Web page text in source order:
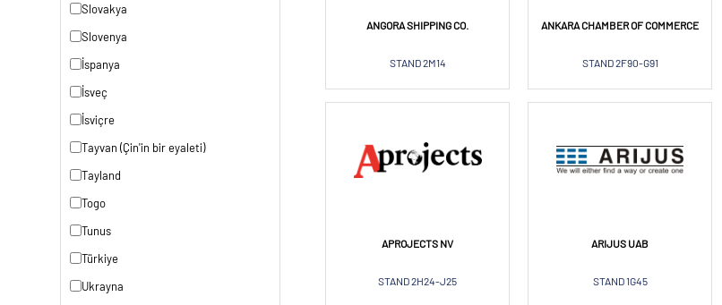
Slovakya
Slovenya
İspanya
İsveç
İsviçre
Tayvan (Çin'in bir eyaleti)
Tayland
Togo
Tunus
Türkiye
Ukrayna
ANGORA SHIPPING CO.
STAND 2M14
ANKARA CHAMBER OF COMMERCE
STAND 2F90-G91
APROJECTS NV
STAND 2H24-J25
ARIJUS UAB
STAND 1G45